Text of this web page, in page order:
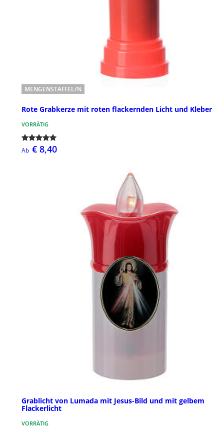
MENGENSTAFFEL/N
Rote Grabkerze mit roten flackernden Licht und Kleber
VORRÄTIG
Ab € 8,40
Grablicht von Lumada mit Jesus-Bild und mit gelbem
Flackerlicht
VORRÄTIG